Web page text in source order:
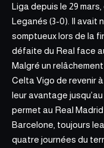
Liga depuis le 29
Leganés (3-0). Il avait
somptueux lors de la
défaite du Real face
Malgré un
Celta Vigo de revenir
leur avantage
permet au Real
Barcelone, toujours
quatre journées du